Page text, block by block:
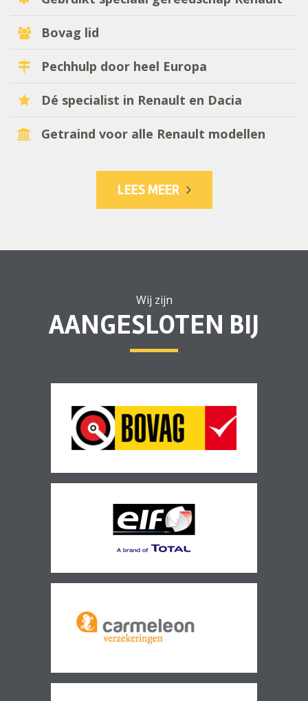
Bovag lid
Pechhulp door heel Europa
Dé specialist in Renault en Dacia
Getraind voor alle Renault modellen
LEES MEER
Wij zijn
AANGESLOTEN BIJ